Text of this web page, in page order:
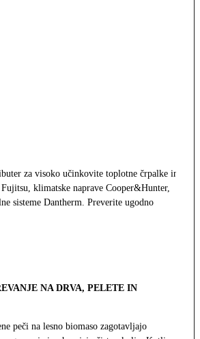
za visoko učinkovite toplotne črpalke in
klimatske naprave Cooper&Hunter,
sisteme Dantherm. Preverite ugodno
NA DRVA, PELETE IN
peči na lesno biomaso zagotavljajo